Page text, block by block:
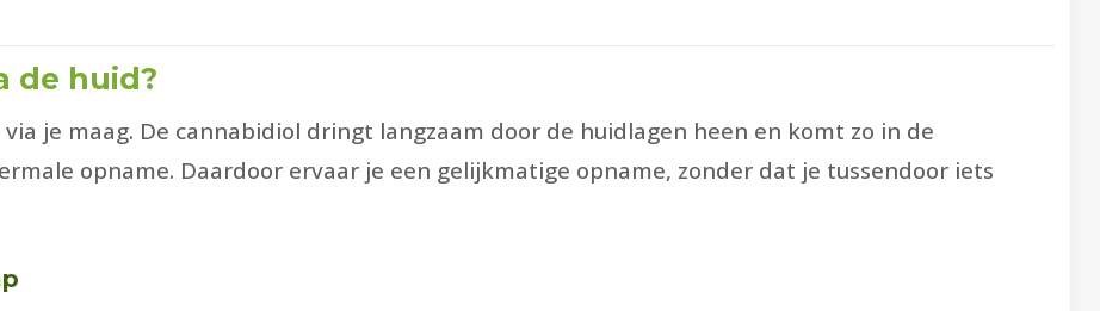
de huid?
je maag. De cannabidiol dringt langzaam door de huidlagen heen en komt zo in de
opname. Daardoor ervaar je een gelijkmatige opname, zonder dat je tussendoor iets